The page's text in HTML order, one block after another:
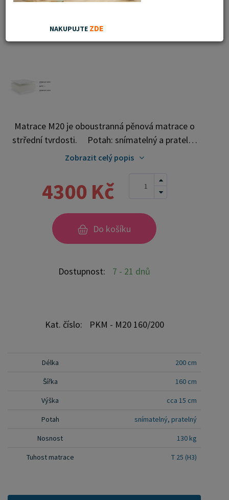
Matrace M20 je oboustranná pěnová matrace o
strřední tvrdosti. Potah: snímatelný a pratelný
je normální jev a nepředstavuje výrobní vadu
matraci doporučujeme otáčet alespoň jednou za
dva měsíce všechny přírodní i umělé suroviny se
Zobrazit celý popis
4300 Kč
Do košíku
Dostupnost: 7 - 21 dnů
Kat. číslo: PKM - M20 160/200
Délka 200 cm
Šířka 160 cm
Výška cca 15 cm
Potah snímatelný, pratelný
Nosnost 130 kg
Tuhost matrace T 25 (H3)
NAKUPUJTE ZDE